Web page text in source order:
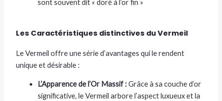
sont souvent dit « doré à l’or fin »
Les Caractéristiques distinctives du Vermeil
Le Vermeil offre une série d’avantages qui le rendent
unique et désirable :
L’Apparence de l’Or Massif :Grâce à sa couche d’or
significative, le Vermeil arbore l’aspect luxueux et la